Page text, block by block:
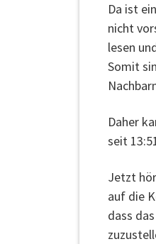
Da ist
nicht
lesen
Somit
Daher
seit
Jetzt
auf die
dass